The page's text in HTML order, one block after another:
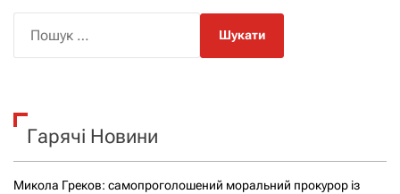
к
Гарячі Новини
Микола Греков: самопроголошений моральний прокурор із